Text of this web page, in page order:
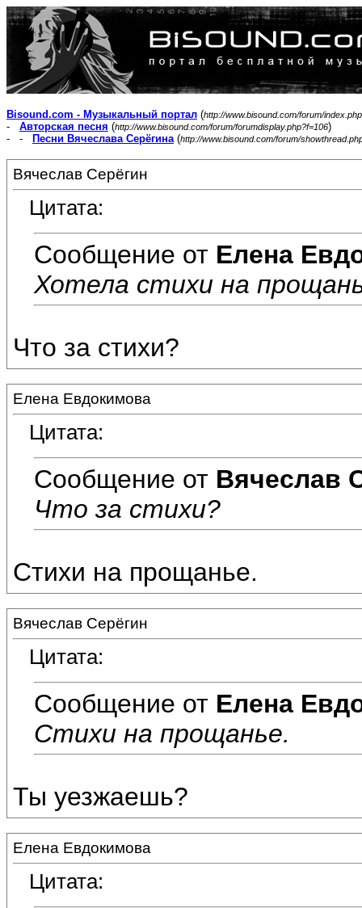
Bisound.com - Музыкальный портал (http://www.bisound.com/forum/index.php
- Авторская песня (http://www.bisound.com/forum/forumdisplay.php?f=106)
- -
Песни Вячеслава Серёгина(http://www.bisound.com/forum/
Вячеслав Серёгин
Цитата:
Сообщение от Елена
Хотела стихи на
Что за стихи?
Елена Евдокимова
Цитата:
Сообщение от Вячеслав
Что за стихи?
Стихи на прощанье.
Вячеслав Серёгин
Цитата:
Сообщение от Елена
Стихи на прощанье.
Ты уезжаешь?
Елена Евдокимова
Цитата: